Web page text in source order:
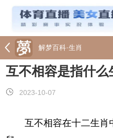
解梦百科·生肖
互不相容是指什么
2023-10-07
互不相容在十二生肖